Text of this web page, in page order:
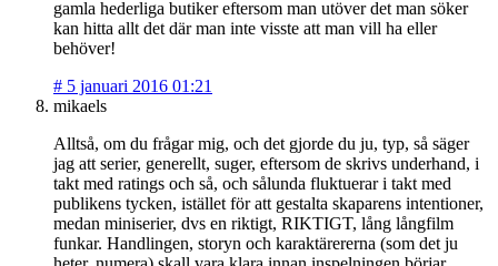
gamla hederliga butiker eftersom man utöver det man söker
kan hitta allt det där man inte visste att man vill ha eller
behöver!
# 5 januari 2016 01:21
mikaels
Alltså, om du frågar mig, och det gjorde du ju, typ, så säger
jag att serier, generellt, suger, eftersom de skrivs underhand, i
takt med ratings och så, och sålunda fluktuerar i takt med
publikens tycken, istället för att gestalta skaparens intentioner,
medan miniserier, dvs en riktigt, RIKTIGT, lång långfilm
funkar. Handlingen, storyn och karaktärererna (som det ju